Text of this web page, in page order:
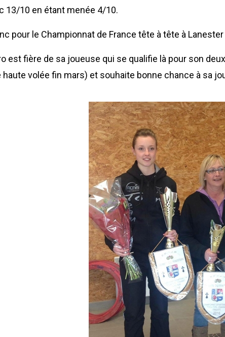
13/10 en étant menée 4/10.
pour le Championnat de France tête à tête à
est fière de sa joueuse qui se qualifie là pour son
haute volée fin mars) et souhaite bonne chance à sa